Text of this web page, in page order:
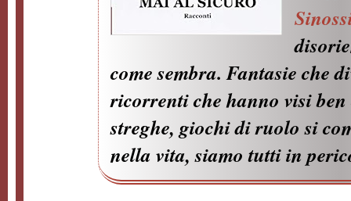
come sembra. Fantasie che
ricorrenti che hanno visi
streghe, giochi di ruolo si
nella vita, siamo tutti in